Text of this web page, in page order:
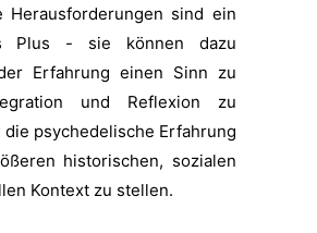
Herausforderungen sind ein
Plus - sie können dazu
Erfahrung einen Sinn zu
und Reflexion zu
psychedelische Erfahrung
historischen, sozialen
Kontext zu stellen.